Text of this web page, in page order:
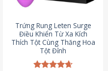
Trứng Rung Leten Surge
Điều Khiển Từ Xa Kích
Thích Tột Cùng Thăng Hoa
Tột Đỉnh